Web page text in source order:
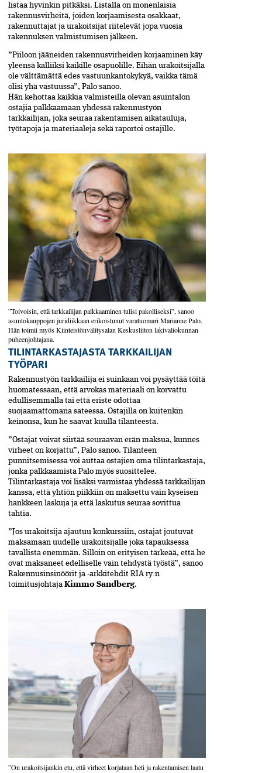
listaa hyvinkin pitkäksi. Listalla on monenlaisia
rakennusvirheitä, joiden korjaamisesta osakkaat,
rakennuttajat ja urakoitsijat riitelevät jopa vuosia
rakennuksen valmistumisen jälkeen.
”Piiloon jääneiden rakennusvirheiden korjaaminen käy
yleensä kalliiksi kaikille osapuolille. Eihän urakoitsijalla
ole välttämättä edes vastuunkantokykyä, vaikka tämä
olisi yhä vastuussa”, Palo sanoo.
Hän kehottaa kaikkia valmisteilla olevan asuin­talon
ostajia palkkaamaan yhdessä rakennustyön
tarkkailijan, joka seuraa rakentamisen aikatauluja,
työtapoja ja materiaaleja sekä raportoi ostajille.
”Toivoisin, että tarkkailijan palkkaaminen tulisi pakolliseksi”, sanoo
asuntokauppojen juridiikkaan erikoistunut varatuomari Marianne Palo.
Hän toimii myös Kiinteistönvälitysalan Keskusliiton lakivaliokunnan
puheenjohtajana.
TILINTARKASTAJASTA TARKKAILIJAN
TYÖPARI
Rakennustyön tarkkailija ei suinkaan voi pysäyttää töitä
huomatessaan, että arvokas materiaali on korvattu
edullisemmalla tai että eriste odottaa
suojaamattomana sateessa. Ostajilla on kuitenkin
keinonsa, kun he saavat kuulla tilanteesta.
”Ostajat voivat siirtää seuraavan erän maksua, kunnes
virheet on korjattu”, Palo sanoo. Tilanteen
punnitsemisessa voi auttaa ostajien oma tilintarkastaja,
jonka­ palkkaamista Palo myös suosittelee.
Tilintarkastaja voi lisäksi varmistaa yhdessä tarkkailijan
kanssa, että­ yhtiön­ piikkiin on maksettu vain kyseisen
hankkeen laskuja ja että laskutus seuraa sovittua
tahtia.
”Jos urakoitsija ajautuu konkurssiin, ostajat joutuvat
maksamaan uudelle urakoitsijalle joka tapauksessa
tavallista enemmän. Silloin on erityisen tärkeää, että he
ovat maksaneet edelliselle vain tehdystä työstä”, sanoo
Rakennusinsinöörit ja -arkkitehdit RIA ry:n
toimitusjohtaja Kimmo Sandberg.
”On urakoitsijankin etu, että virheet korjataan heti ja rakentamisen laatu